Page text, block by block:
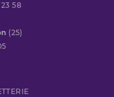
58
(25)